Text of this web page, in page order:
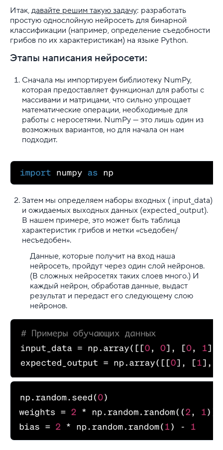
Итак, давайте решим такую задачу: разработать
простую однослойную нейросеть для бинарной
классификации (например, определение съедобности
грибов по их характеристикам) на языке Python.
Этапы написания нейросети:
Сначала мы импортируем библиотеку NumPy,
которая предоставляет функционал для работы с
массивами и матрицами, что сильно упрощает
математические операции, необходимые для
работы с неросетями. NumPy — это лишь один из
возможных вариантов, но для начала он нам
подходит.
Затем мы определяем наборы входных ( input_data)
и ожидаемых выходных данных (expected_output).
В нашем примере, это может быть таблица
характеристик грибов и метки «съедобен/
несъедобен».
Данные, которые получит на вход наша
нейросеть, пройдут через один слой нейронов.
(В сложных нейросетях таких слоев много.) И
каждый нейрон, обработав данные, выдаст
результат и передаст его следующему слою
нейронов.